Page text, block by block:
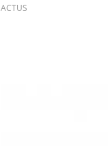
ACTUS